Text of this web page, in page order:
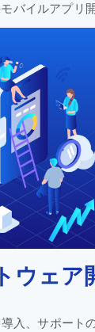
モバイルアプリ
ウェア
導入、サポート